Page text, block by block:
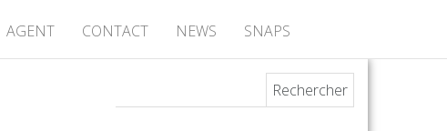
AGENT CONTACT NEWS SNAPS